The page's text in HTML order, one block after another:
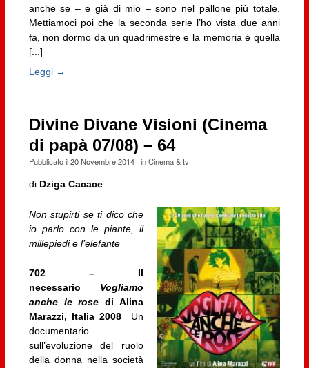
anche se – e già di mio – sono nel pallone più totale.
Mettiamoci poi che la seconda serie l’ho vista due anni
fa, non dormo da un quadrimestre e la memoria è quella
[...]
Leggi →
Divine Divane Visioni (Cinema
di papà 07/08) – 64
Pubblicato il20 Novembre 2014· inCinema & tv·
di Dziga Cacace
Non stupirti se ti dico che
io parlo con le piante, il
millepiedi e l’elefante
702 – Il
necessario Vogliamo
anche le rose di Alina
Marazzi, Italia 2008
Un
documentario
sull’evoluzione del ruolo
della donna nella società